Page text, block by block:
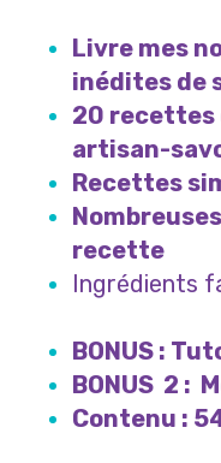
Livre mes
inédites de
20 recettes
artisan-
Recettes
recette
Ingrédients
BONUS :
BONUS 2 :
Contenu :